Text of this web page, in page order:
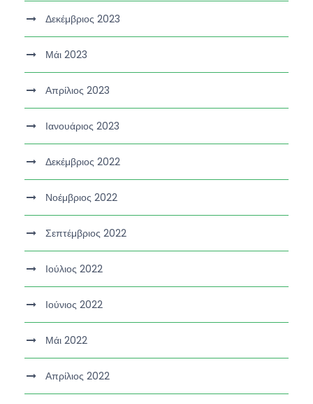
Δεκέμβριος 2023
Μάι 2023
Απρίλιος 2023
Ιανουάριος 2023
Δεκέμβριος 2022
Νοέμβριος 2022
Σεπτέμβριος 2022
Ιούλιος 2022
Ιούνιος 2022
Μάι 2022
Απρίλιος 2022